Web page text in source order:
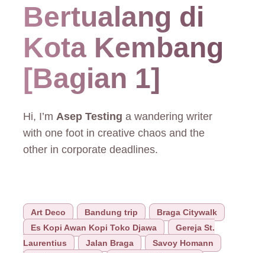
Bertualang di
Kota Kembang
[Bagian 1]
Hi, I’m Asep Testing a wandering writer
with one foot in creative chaos and the
other in corporate deadlines.
Art Deco Bandung trip
Braga Citywalk
Es Kopi Awan Kopi Toko Djawa
Gereja St.
Laurentius
Jalan Braga
Savoy Homann